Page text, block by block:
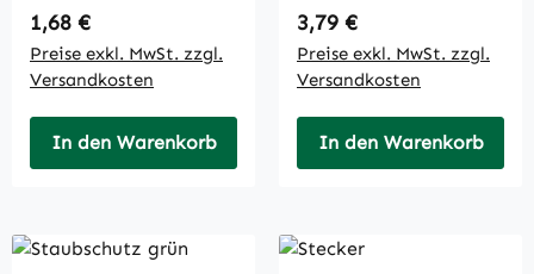
Regulärer Preis:
1,68 €
Preise exkl. MwSt. zzgl.
Versandkosten
In den Warenkorb
Regulärer Preis:
3,79 €
Preise exkl. MwSt. zzgl.
Versandkosten
In den Warenkorb